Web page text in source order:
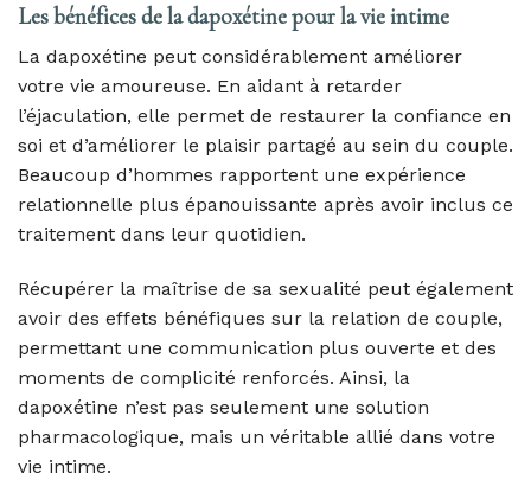
Les bénéfices de la dapoxétine pour la vie intime
La dapoxétine peut considérablement améliorer
votre vie amoureuse. En aidant à retarder
l’éjaculation, elle permet de restaurer la confiance en
soi et d’améliorer le plaisir partagé au sein du couple.
Beaucoup d’hommes rapportent une expérience
relationnelle plus épanouissante après avoir inclus ce
traitement dans leur quotidien.
Récupérer la maîtrise de sa sexualité peut également
avoir des effets bénéfiques sur la relation de couple,
permettant une communication plus ouverte et des
moments de complicité renforcés. Ainsi, la
dapoxétine n’est pas seulement une solution
pharmacologique, mais un véritable allié dans votre
vie intime.